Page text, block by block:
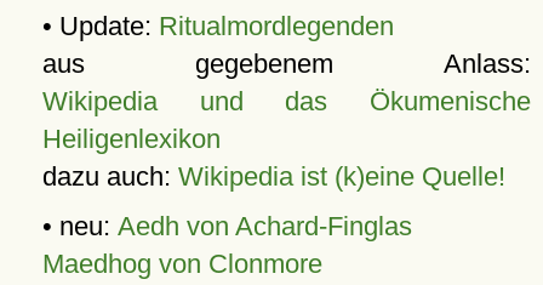
• Update: Ritualmordlegenden
aus gegebenem Anlass:
Wikipedia und das Ökumenische
Heiligenlexikon
dazu auch: Wikipedia ist (k)eine Quelle!
• neu: Aedh von Achard-Finglas
Maedhog von Clonmore